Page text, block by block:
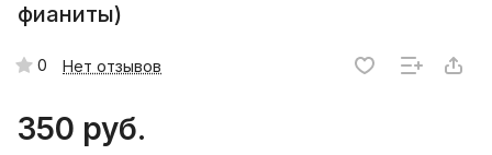
фианиты)
0 Нет отзывов
350 руб.